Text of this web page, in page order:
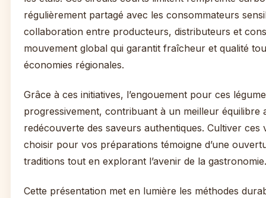
régulièrement partagé avec les consommateurs
collaboration entre producteurs, distributeurs et
mouvement global qui garantit fraîcheur et qualité
économies régionales.
Grâce à ces initiatives, l’engouement pour ces
progressivement, contribuant à un meilleur équilibre
redécouverte des saveurs authentiques. Cultiver ces
choisir pour vos préparations témoigne d’une
traditions tout en explorant l’avenir de la gastronomie.
Cette présentation met en lumière les méthodes